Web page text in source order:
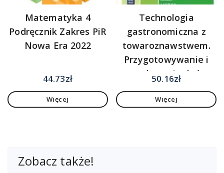
Matematyka 4
Podręcznik Zakres PiR
Nowa Era 2022
44.73zł
Więcej
Technologia
gastronomiczna z
towaroznawstwem.
Przygotowywanie i
wydawanie dań.
Podręcznik do nauki
50.16zł
Więcej
Zobacz także!